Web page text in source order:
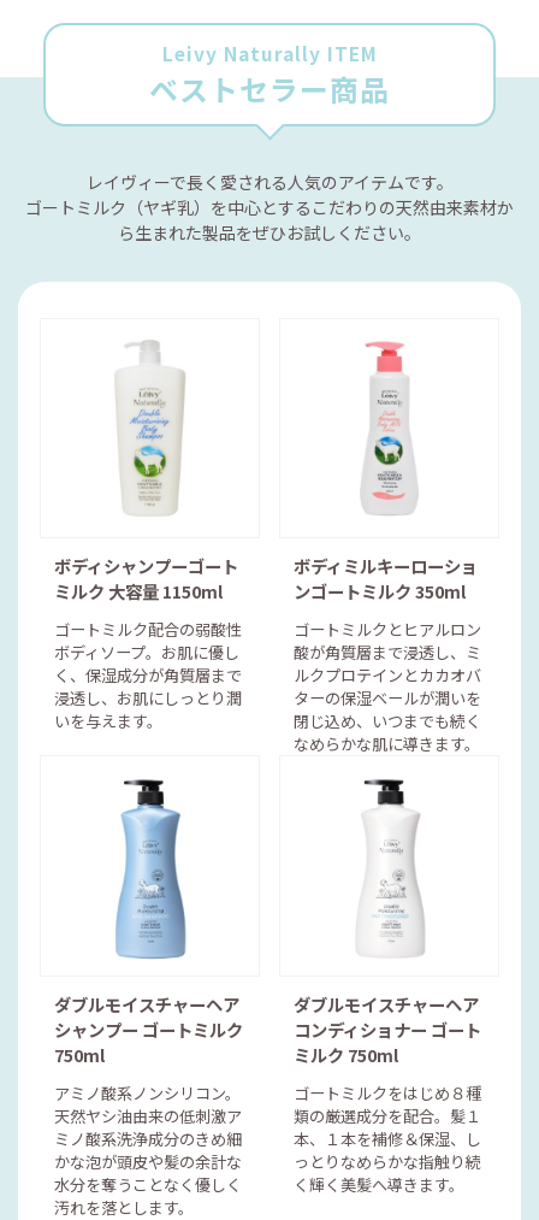
Leivy Naturally ITEM
ベストセラー商品
レイヴィーで長く愛される人気のアイテムです。
ゴートミルク（ヤギ乳）を中心とするこだわりの天然由来素材か
ら生まれた製品をぜひお試しください。
ボディシャンプーゴート
ミルク 大容量 1150ml
ゴートミルク配合の弱酸性
ボディソープ。お肌に優し
く、保湿成分が角質層まで
浸透し、お肌にしっとり潤
いを与えます。
ボディミルキーローショ
ンゴートミルク 350ml
ゴートミルクとヒアルロン
酸が角質層まで浸透し、ミ
ルクプロテインとカカオバ
ターの保湿ベールが潤いを
閉じ込め、いつまでも続く
なめらかな肌に導きます。
ダブルモイスチャーヘア
シャンプー ゴートミルク
750ml
アミノ酸系ノンシリコン。
天然ヤシ油由来の低刺激ア
ミノ酸系洗浄成分のきめ細
かな泡が頭皮や髪の余計な
水分を奪うことなく優しく
汚れを落とします。
ダブルモイスチャーヘア
コンディショナー ゴート
ミルク 750ml
ゴートミルクをはじめ８種
類の厳選成分を配合。髪１
本、１本を補修＆保湿、し
っとりなめらかな指触り続
く輝く美髪へ導きます。